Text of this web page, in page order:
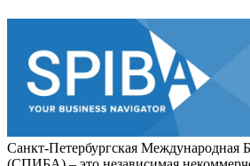
Санкт-Петербургская Международная